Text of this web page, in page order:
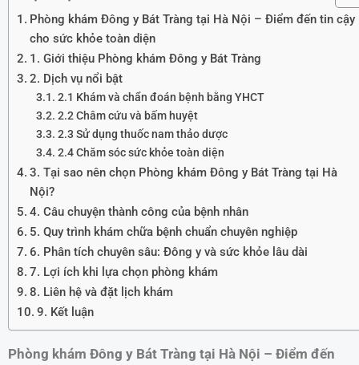
Phòng khám Đông y Bát Tràng tại Hà Nội – Điểm đến tin cậy
cho sức khỏe toàn diện
1. Giới thiệu Phòng khám Đông y Bát Tràng
2. Dịch vụ nổi bật
2.1 Khám và chẩn đoán bệnh bằng YHCT
2.2 Châm cứu và bấm huyệt
2.3 Sử dụng thuốc nam thảo dược
2.4 Chăm sóc sức khỏe toàn diện
3. Tại sao nên chọn Phòng khám Đông y Bát Tràng tại Hà
Nội?
4. Câu chuyện thành công của bệnh nhân
5. Quy trình khám chữa bệnh chuẩn chuyên nghiệp
6. Phân tích chuyên sâu: Đông y và sức khỏe lâu dài
7. Lợi ích khi lựa chọn phòng khám
8. Liên hệ và đặt lịch khám
9. Kết luận
Phòng khám Đông y Bát Tràng tại Hà Nội – Điểm đến